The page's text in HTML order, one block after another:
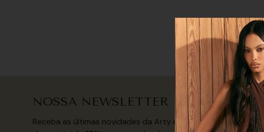
NOSSA NEWSLETTER
Receba as últimas novidades da Arty e
aproveite o